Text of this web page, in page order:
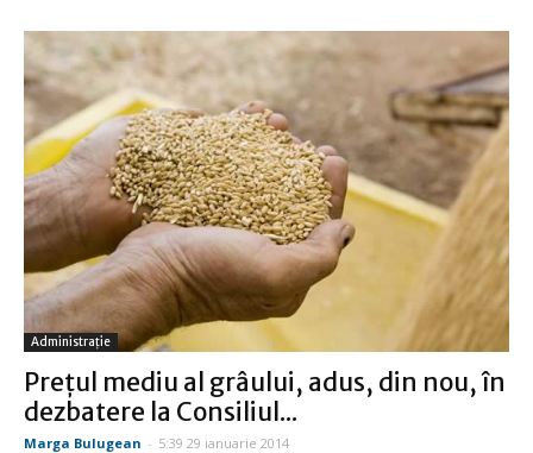
Administraţie
Preţul mediu al grâului, adus, din nou, în
dezbatere la Consiliul...
Marga Bulugean - 5:39 29 ianuarie 2014